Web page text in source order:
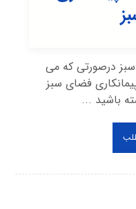
درصورتی که می
فضای سبز
باشید ...